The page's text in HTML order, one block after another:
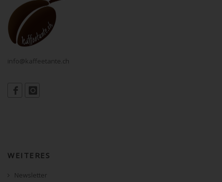
info@kaffeetante.ch
WEITERES
Newsletter